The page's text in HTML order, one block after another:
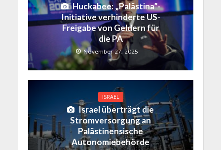
Huckabee: „Palästina”-
Initiative verhinderte US-
Freigabe von Geldern für
die PA
November 27, 2025
ISRAEL
Israel überträgt die
Stromversorgung an
Palästinensische
Autonomiebehörde